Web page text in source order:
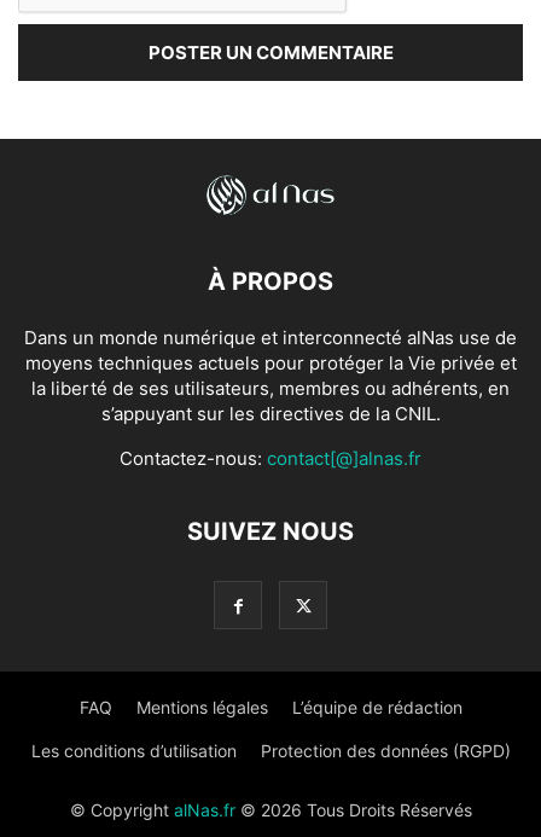
À PROPOS
Dans un monde numérique et interconnecté alNas use de
moyens techniques actuels pour protéger la Vie privée et
la liberté de ses utilisateurs, membres ou adhérents, en
s’appuyant sur les directives de la CNIL.
Contactez-nous: contact[@]alnas.fr
SUIVEZ NOUS
FAQ Mentions légales L’équipe de rédaction
Les conditions d’utilisation Protection des données (RGPD)
© Copyright alNas.fr© 2026 Tous Droits Réservés